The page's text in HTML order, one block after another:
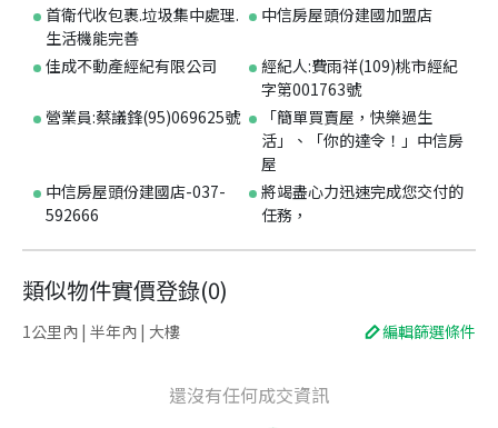
首衛代收包裹.垃圾集中處理.
生活機能完善
中信房屋頭份建國加盟店
佳成不動產經紀有限公司
經紀人:費雨祥(109)桃市經紀
字第001763號
營業員:蔡議鋒(95)069625號
「簡單買賣屋，快樂過生
活」、「你的達令！」中信房
屋
中信房屋頭份建國店-037-
592666
將竭盡心力迅速完成您交付的
任務，
類似物件實價登錄(0)
1公里內 | 半年內 | 大樓 編輯篩選條件
還沒有任何成交資訊